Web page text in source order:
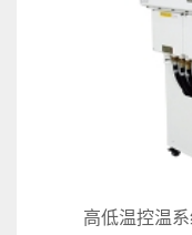
高低温控温